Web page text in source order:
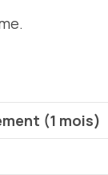
(1 mois)